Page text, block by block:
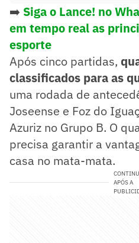
➡️ Siga o Lance! no
em tempo real as
esporte
Após cinco partidas,
classificados para as
uma rodada de
Joseense e Foz do
Azuriz no Grupo B. O
precisa garantir a
casa no mata-mata.
APÓS A